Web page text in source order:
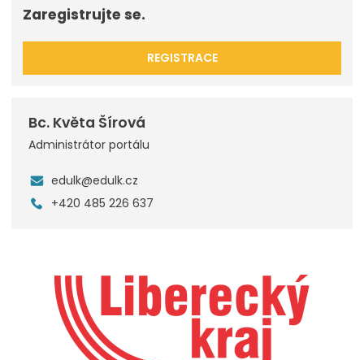
Zaregistrujte se.
REGISTRACE
Bc. Květa Šírová
Administrátor portálu
edulk@edulk.cz
+420 485 226 637